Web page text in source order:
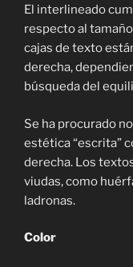
El interlineado
respecto al
cajas de texto
derecha,
búsqueda del
Se ha procurado
estética “escrita”
derecha. Los
viudas, como
ladronas.
Color